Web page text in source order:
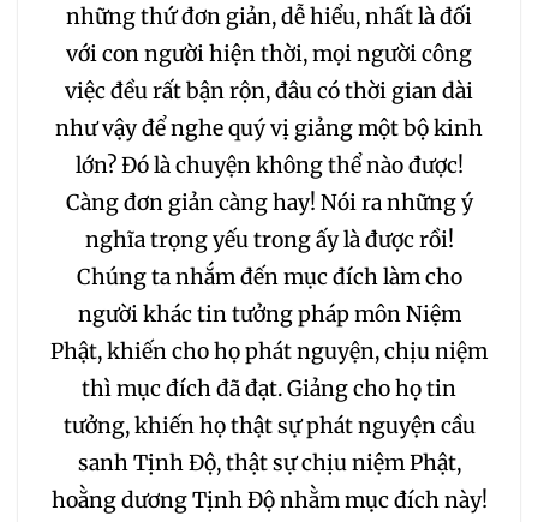
những thứ đơn giản, dễ hiểu, nhất là đối
với con người hiện thời, mọi người công
việc đều rất bận rộn, đâu có thời gian dài
như vậy để nghe quý vị giảng một bộ kinh
lớn? Đó là chuyện không thể nào được!
Càng đơn giản càng hay! Nói ra những ý
nghĩa trọng yếu trong ấy là được rồi!
Chúng ta nhắm đến mục đích làm cho
người khác tin tưởng pháp môn Niệm
Phật, khiến cho họ phát nguyện, chịu niệm
thì mục đích đã đạt. Giảng cho họ tin
tưởng, khiến họ thật sự phát nguyện cầu
sanh Tịnh Độ, thật sự chịu niệm Phật,
hoằng dương Tịnh Độ nhằm mục đích này!